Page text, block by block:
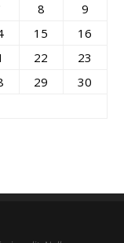
8
9
15
16
22
23
29
30